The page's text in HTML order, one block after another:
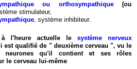
ou orthosympathique(ou
stimulateur,
, système inhibiteur.
l'heure actuelle le système nerveux
est qualifié de " deuxième cerveau ", vu le
neurones qu'il contient et ses rôles
le cerveau lui-même